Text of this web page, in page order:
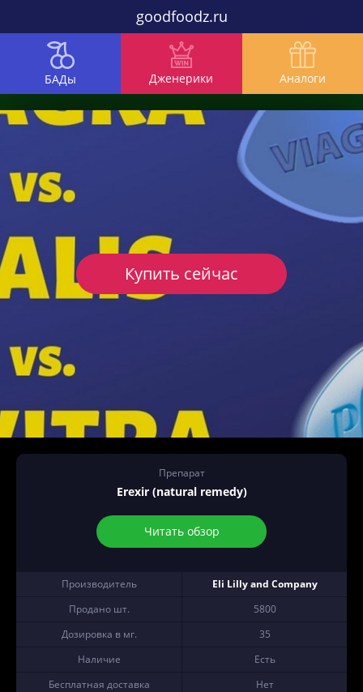
goodfoodz.ru
БАДы Дженерики Аналоги
Препарат
Erexir (natural remedy)
Читать обзор
Производитель
Eli Lilly and Company
Продано шт.
5800
Дозировка в мг.
35
Наличие
Есть
Бесплатная доставка
Нет
Купить сейчас